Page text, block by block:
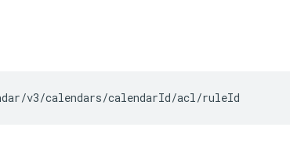
v3/calendars/calendarId/acl/ruleId